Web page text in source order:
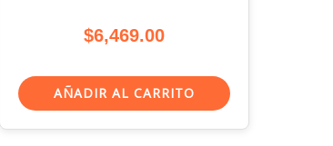
$6,469.00
AÑADIR AL CARRITO